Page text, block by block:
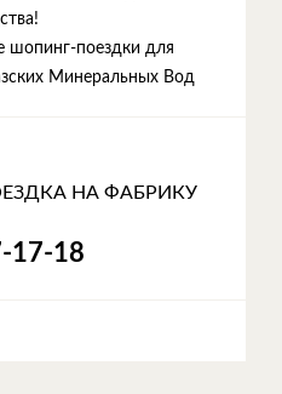
шопинг-поездки для
Минеральных Вод
НА ФАБРИКУ
17-18